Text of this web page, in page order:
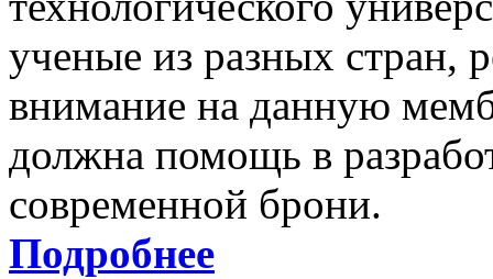
ученые из разных стран,
внимание на данную
должна помощь в
современной брони.
Подробнее